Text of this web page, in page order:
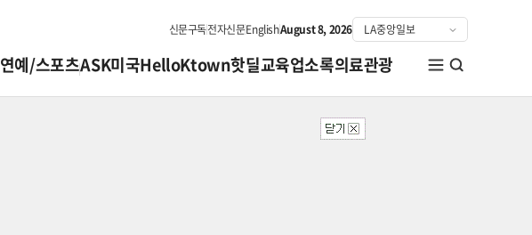
신문구독전자신문EnglishAugust 8, 2026
연예/스포츠ASK미국HelloKtown핫딜교육업소록의료관광